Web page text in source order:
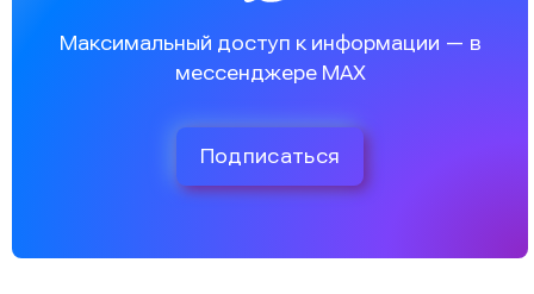
Максимальный доступ к информации — в
мессенджере MAX
Подписаться